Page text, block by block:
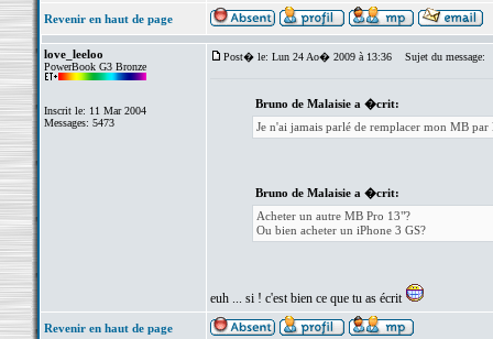
Revenir en haut de page
love_leeloo
PowerBook G3 Bronze
Inscrit le: 11 Mar 2004
Messages: 5473
Post� le: Lun 24 Ao� 2009 à 13:36 Sujet du message:
Bruno de Malaisie a �crit:
Je n'ai jamais parlé de remplacer mon MB par
Bruno de Malaisie a �crit:
Acheter un autre MB Pro 13"?
Ou bien acheter un iPhone 3 GS?
euh ... si ! c'est bien ce que tu as écrit
Revenir en haut de page